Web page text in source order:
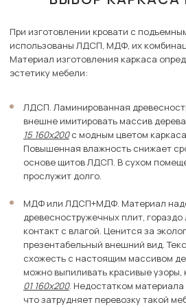
При изготовлении кровати с
использованы ЛДСП, МДФ, их
Материал изготовления каркаса
эстетику мебели:
ЛДСП. Ламинированная
внешне имитировать массив
15 160х200с модным цветом
Повышенная влажность снижает
основе щитов ЛДСП. В сухом
прослужит долго.
МДФ или ЛДСП+МДФ. Материал
древесностружечных плит,
контакт с влагой. Ценится за
презентабельный внешний вид.
схожесть с настоящим массивом
можно выпиливать красивые узоры,
01 160х200. Недостатком
что затрудняет перевозку такой